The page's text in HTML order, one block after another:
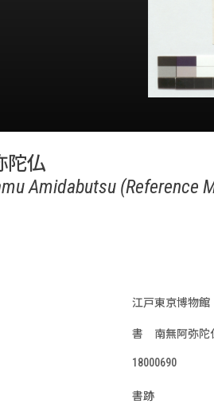
仏
Amidabutsu (Reference
江戸東京博物館
書 南無阿弥陀
18000690
書跡